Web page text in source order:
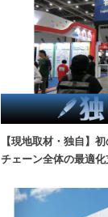
【現地取材・独自】
チェーン全体の最適